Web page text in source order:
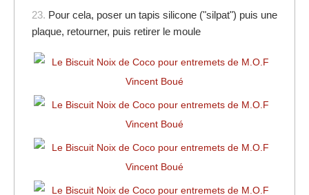
23. Pour cela, poser un tapis silicone ("silpat") puis une
plaque, retourner, puis retirer le moule